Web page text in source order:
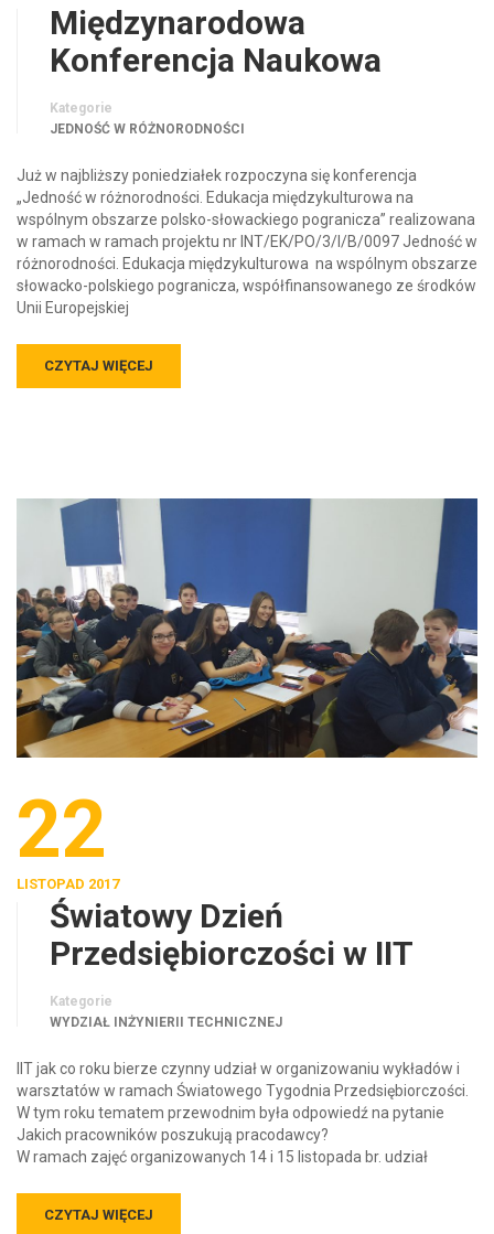
Międzynarodowa
Konferencja Naukowa
Kategorie
JEDNOŚĆ W RÓŻNORODNOŚCI
Już w najbliższy poniedziałek rozpoczyna się konferencja
„Jedność w różnorodności. Edukacja międzykulturowa na
wspólnym obszarze polsko-słowackiego pogranicza” realizowana
w ramach w ramach projektu nr INT/EK/PO/3/I/B/0097 Jedność w
różnorodności. Edukacja międzykulturowa na wspólnym obszarze
słowacko-polskiego pogranicza, współfinansowanego ze środków
Unii Europejskiej
CZYTAJ WIĘCEJ
22
LISTOPAD 2017
Światowy Dzień
Przedsiębiorczości w IIT
Kategorie
WYDZIAŁ INŻYNIERII TECHNICZNEJ
IIT jak co roku bierze czynny udział w organizowaniu wykładów i
warsztatów w ramach Światowego Tygodnia Przedsiębiorczości.
W tym roku tematem przewodnim była odpowiedź na pytanie
Jakich pracowników poszukują pracodawcy?
W ramach zajęć organizowanych 14 i 15 listopada br. udział
CZYTAJ WIĘCEJ